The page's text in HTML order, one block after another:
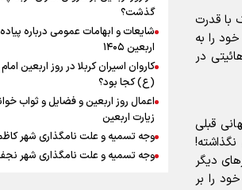
نوک با قدرت
را به
در
قبلی
دیگر
را بر
جمهوری آذربایجان بازدید کرد
افزایش تعداد قربانیان تیراندازی در
تایلندی
بازدید وزیر ورزش ایران از مجموعه
تیراندازی باکو یکی از مجهزترین مراکز
تیراندازی منطقه
دانیال شه‌بخش: اردوی ازبکستان
تیم ملی را بالا برد/ برای مدال ناگویا
قهرمانان جهان و المپیک را شکست
گذشت؟
شایعات و ابهامات عمومی درباره
اربعین ۱۴۰۵
کاروان اسیران کربلا در روز اربعین
(ع) کجا بود؟
اعمال روز اربعین و فضایل و ثواب
زیارت اربعین
وجه تسمیه و علت نامگذاری شهر
وجه تسمیه و علت نامگذاری شهر